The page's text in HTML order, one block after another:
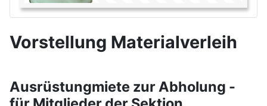
Vorstellung Materialverleih
Ausrüstungmiete zur Abholung -